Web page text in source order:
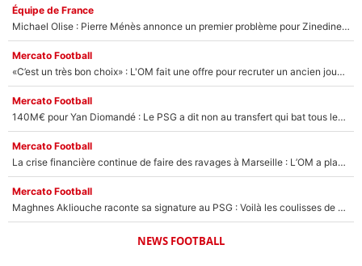
Équipe de France
Michael Olise : Pierre Ménès annonce un premier problème pour Zinedine Zidane en équipe de France
Mercato Football
«C’est un très bon choix» : L'OM fait une offre pour recruter un ancien joueur du PSG... et c'est validé dans l'After Foot !
Mercato Football
140M€ pour Yan Diomandé : Le PSG a dit non au transfert qui bat tous les records sur le mercato
Mercato Football
La crise financière continue de faire des ravages à Marseille : L’OM a placé 12 joueurs sur le marché des transferts… et ça pourrait lui rapporter près de 100M€ !
Mercato Football
Maghnes Akliouche raconte sa signature au PSG : Voilà les coulisses de son transfert de rêve à 50M€
NEWS FOOTBALL